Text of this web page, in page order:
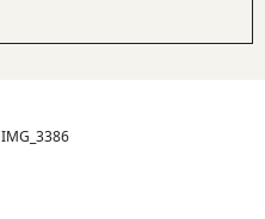
IMG_3386